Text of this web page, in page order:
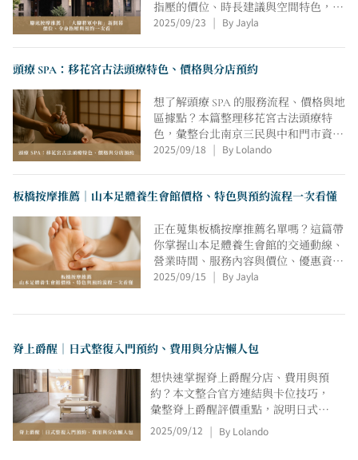
指壓的價位、時長建議與空間特色，介
紹新莊與中和兩館差異。中和館以木質
環境與標準化流程，讓放鬆更穩定，也
2025/09/23 By Jayla
頭療 SPA：移花宮古法頭療特色、價格與分店預約
想了解頭療 SPA 的服務流程、價格與地
區據點？本篇整理移花宮古法頭療特
色，彙整台北南京三民與中和門市資
訊、官方與 LINE 私訊預約方式，並提
通勤族也能輕鬆安排。更安心。
2025/09/18 By Lolando
板橋按摩推薦｜山本足體養生會館價格、特色與預約流程一次看懂
正在蒐集板橋按摩推薦名單嗎？這篇帶
你掌握山本足體養生會館的交通動線、
營業時間、服務內容與價位、優惠資
訊、線上預約流程與注意事項，並介紹
收藏。
2025/09/15 By Jayla
脊上爵醒｜日式整復入門預約、費用與分店懶人包
想快速掌握脊上爵醒分店、費用與預
約？本文整合官方連結與卡位技巧，
彙整脊上爵醒評價重點，說明日式整
復節奏與首次60分鐘建議，涵蓋三
重、松江、松山、新店（大坪林）、
2025/09/12 By Lolando